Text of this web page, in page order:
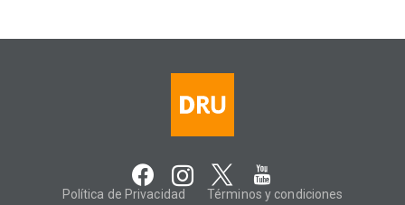
Política de Privacidad Términos y condiciones